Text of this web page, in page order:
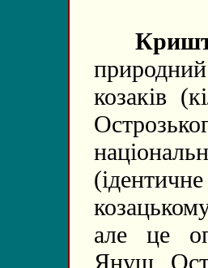
козаків
але це
Януш